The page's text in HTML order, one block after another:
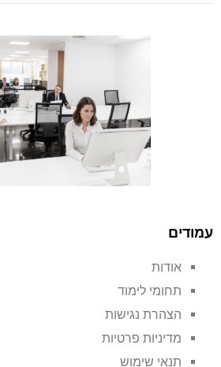
עמודים
אודות
תחומי לימוד
הצהרת נגישות
מדיניות פרטיות
תנאי שימוש